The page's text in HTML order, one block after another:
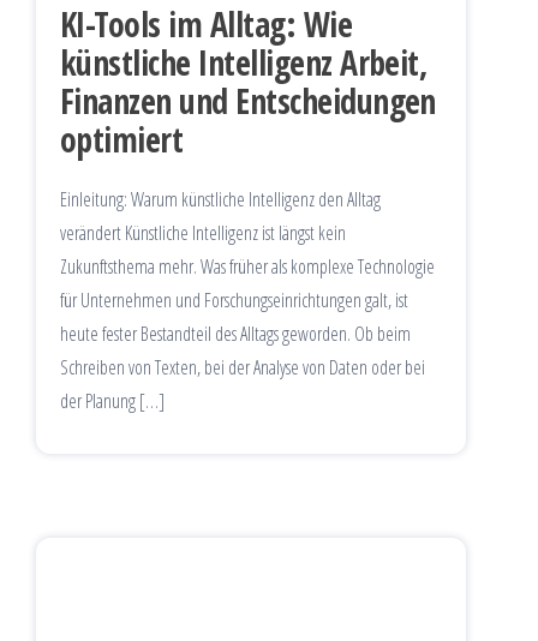
KI-Tools im Alltag: Wie
künstliche Intelligenz Arbeit,
Finanzen und Entscheidungen
optimiert
Einleitung: Warum künstliche Intelligenz den Alltag
verändert Künstliche Intelligenz ist längst kein
Zukunftsthema mehr. Was früher als komplexe Technologie
für Unternehmen und Forschungseinrichtungen galt, ist
heute fester Bestandteil des Alltags geworden. Ob beim
Schreiben von Texten, bei der Analyse von Daten oder bei
der Planung […]